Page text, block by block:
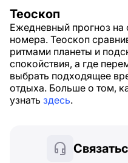
Теоскоп
Ежедневный прогноз на
номера. Теоскоп
ритмами планеты и
спокойствия, а где
выбрать подходящее
отдыха. Больше о том,
узнать здесь.